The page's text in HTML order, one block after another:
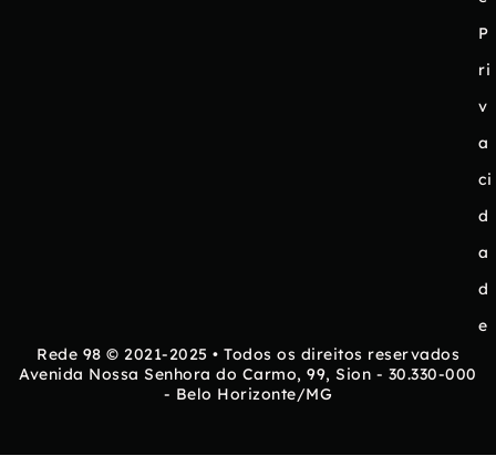
P
ri
v
a
ci
d
a
d
e
Rede 98 © 2021-2025 • Todos os direitos reservados
Avenida Nossa Senhora do Carmo, 99, Sion - 30.330-000
- Belo Horizonte/MG